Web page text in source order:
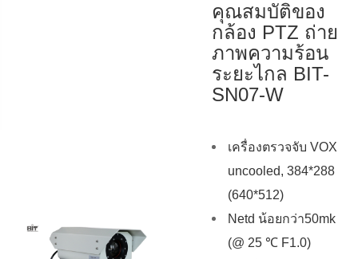
คุณสมบัติของ
กล้อง PTZ ถ่าย
ภาพความร้อน
ระยะไกล BIT-
SN07-W
เครื่องตรวจจับ VOX
uncooled, 384*288
(640*512)
Netd น้อยกว่า50mk
(@ 25 ℃ F1.0)